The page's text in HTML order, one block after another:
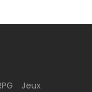
Jeux